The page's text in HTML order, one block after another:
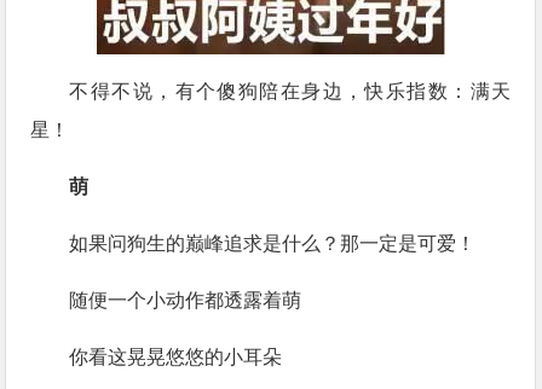
不得不说，有个傻狗陪在身边，快乐指数：满天
星！
萌
如果问狗生的巅峰追求是什么？那一定是可爱！
随便一个小动作都透露着萌
你看这晃晃悠悠的小耳朵